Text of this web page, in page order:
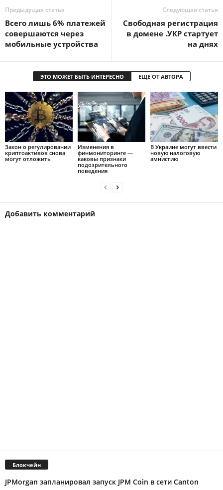
Предыдущая статья
Всего лишь 6% платежей
совершаются через
мобильные устройства
Следующая статья
Свободная регистрация
в домене .УКР стартует
на днях
ЭТО МОЖЕТ БЫТЬ ИНТЕРЕСНО ЕЩЕ ОТ АВТОРА
Закон о регулировании
криптоактивов снова
могут отложить
Изменения в
финмониторинге —
каковы признаки
подозрительного
поведения
В Украине могут ввести
новую налоговую
амнистию
Добавить комментарий
Блокчейн
JPMorgan запланировал запуск JPM Coin в сети Canton